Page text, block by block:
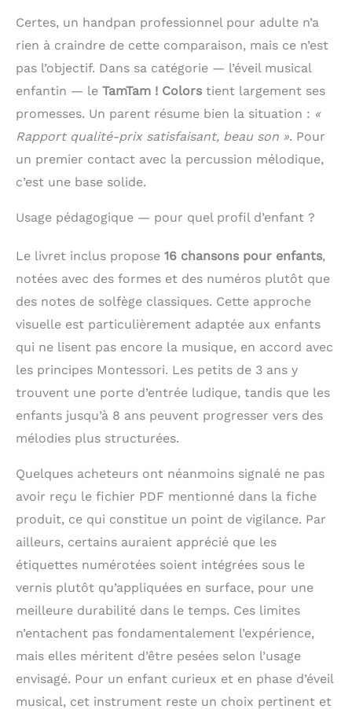
couleurs. Jouez les
chansons incluses
dans le livre ou laissez
simplement les
enfants jouer de la
musique . Le son de
est très agréable et
relaxant CADEAU
design exclusif en fait
les enfants à partir de
3 ans. Grâce à sa taille
transport, il est
parfait pour
Avec le tambour
Colors de Handpan
TamTam !, votre
enfant ne va pas en
revenir
Certes, un handpan professionnel pour adulte n’a
rien à craindre de cette comparaison, mais ce n’est
pas l’objectif. Dans sa catégorie — l’éveil musical
enfantin — le TamTam ! Colors tient largement ses
promesses. Un parent résume bien la situation : «
Rapport qualité-prix satisfaisant, beau son ». Pour
un premier contact avec la percussion mélodique,
c’est une base solide.
Usage pédagogique — pour quel profil d’enfant ?
Le livret inclus propose 16 chansons pour enfants,
notées avec des formes et des numéros plutôt que
des notes de solfège classiques. Cette approche
visuelle est particulièrement adaptée aux enfants
qui ne lisent pas encore la musique, en accord avec
les principes Montessori. Les petits de 3 ans y
trouvent une porte d’entrée ludique, tandis que les
enfants jusqu’à 8 ans peuvent progresser vers des
mélodies plus structurées.
Quelques acheteurs ont néanmoins signalé ne pas
avoir reçu le fichier PDF mentionné dans la fiche
produit, ce qui constitue un point de vigilance. Par
ailleurs, certains auraient apprécié que les
étiquettes numérotées soient intégrées sous le
vernis plutôt qu’appliquées en surface, pour une
meilleure durabilité dans le temps. Ces limites
n’entachent pas fondamentalement l’expérience,
mais elles méritent d’être pesées selon l’usage
envisagé. Pour un enfant curieux et en phase d’éveil
musical, cet instrument reste un choix pertinent et